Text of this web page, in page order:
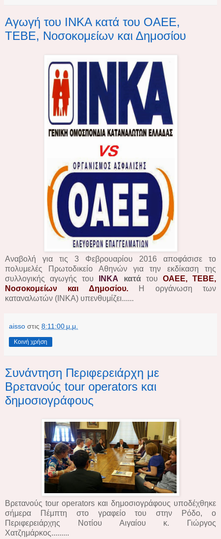
Aγωγή του ΙΝΚΑ κατά του ΟΑΕΕ,
ΤΕΒΕ, Νοσοκομείων και Δημοσίου
Αναβολή για τις 3 Φεβρουαρίου 2016 αποφάσισε το
πολυμελές Πρωτοδικείο Αθηνών για την εκδίκαση της
συλλογικής αγωγής του
ΙΝΚΑ κατάτου ΟΑΕΕ, ΤΕΒΕ,
Νοσοκομείων και Δημοσίου.Η οργάνωση των
καταναλωτών (ΙΝΚΑ) υπενθυμίζει......
aisso στις 8:11:00 μ.μ.
Κοινή χρήση
Συνάντηση Περιφερειάρχη με
Βρετανούς tour operators και
δημοσιογράφους
Βρετανούς tour operators και δημοσιογράφους υποδέχθηκε
σήμερα Πέμπτη στο γραφείο του στην Ρόδο, ο
Περιφερειάρχης Νοτίου Αιγαίου κ. Γιώργος
Χατζημάρκος.........